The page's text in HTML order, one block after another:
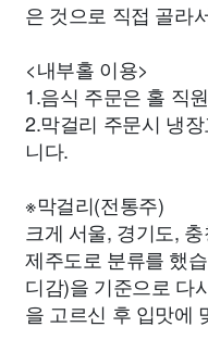
은 것으로 직접 골라
<내부홀 이용>
1.음식 주문은 홀 직
2.막걸리 주문시 냉
니다.
※막걸리(전통주)
크게 서울, 경기도,
제주도로 분류를 했
디감)을 기준으로 다
을 고르신 후 입맛에